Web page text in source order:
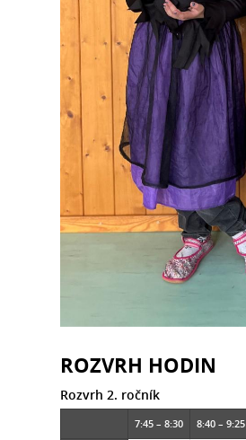
ROZVRH HODIN
Rozvrh 2. ročník
7:45 – 8:30 8:40 – 9:25